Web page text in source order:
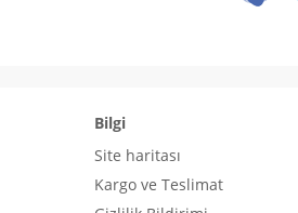
Bilgi
Site haritası
Kargo ve Teslimat